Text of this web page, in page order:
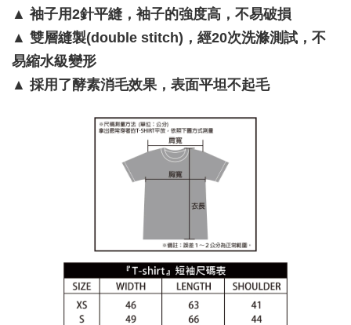
▲ 袖子用2針平縫，袖子的強度高，不易破損
▲ 雙層縫製(double stitch)，經20次洗滌測試，不
易縮水級變形
▲ 採用了酵素消毛效果，表面平坦不起毛